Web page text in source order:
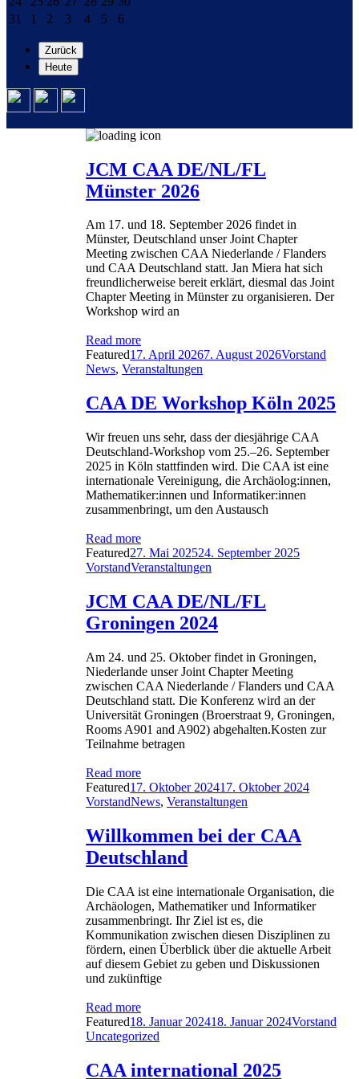
2026 20262026 202620262026
AugustAugustAugustAugustAugustAugust
31
31
2026
1
2026
2
2026
33
2026
44
55
66
Zurück
Heute
JCM CAA DE/NL/FL
Münster 2026
Am 17. und 18. September 2026 findet in
Münster, Deutschland unser Joint Chapter
Meeting zwischen CAA Niederlande / Flanders
und CAA Deutschland statt. Jan Miera hat sich
freundlicherweise bereit erklärt, diesmal das Joint
Chapter Meeting in Münster zu organisieren. Der
Workshop wird an
Read more
FeaturedPosted
on
17. April 20267. August 2026Author
Vorstand
News,Veranstaltungen
CAA DE Workshop Köln 2025
Wir freuen uns sehr, dass der diesjährige CAA
Deutschland-Workshop vom 25.–26. September
2025 in Köln stattfinden wird. Die CAA ist eine
internationale Vereinigung, die Archäolog:innen,
Mathematiker:innen und Informatiker:innen
zusammenbringt, um den Austausch
Read more
FeaturedPosted
on
27. Mai 202524. September 2025Author
VorstandCategories
Veranstaltungen
JCM CAA DE/NL/FL
Groningen 2024
Am 24. und 25. Oktober findet in Groningen,
Niederlande unser Joint Chapter Meeting
zwischen CAA Niederlande / Flanders und CAA
Deutschland statt. Die Konferenz wird an der
Universität Groningen (Broerstraat 9, Groningen,
Rooms A901 and A902) abgehalten.Kosten zur
Teilnahme betragen
Read more
FeaturedPosted
on
17. Oktober 202417. Oktober 2024Author
VorstandCategories
News,Veranstaltungen
Willkommen bei der CAA
Deutschland
Die CAA ist eine internationale Organisation, die
Archäologen, Mathematiker und Informatiker
zusammenbringt. Ihr Ziel ist es, die
Kommunikation zwischen diesen Disziplinen zu
fördern, einen Überblick über die aktuelle Arbeit
auf diesem Gebiet zu geben und Diskussionen
und zukünftige
Read more
FeaturedPosted
on
18. Januar 202418. Januar 2024Author
Vorstand
Uncategorized
CAA international 2025